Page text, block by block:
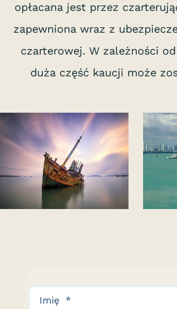
opłacana jest przez
zapewniona wraz z
czarterowej. W zależności od
duża część kaucji może